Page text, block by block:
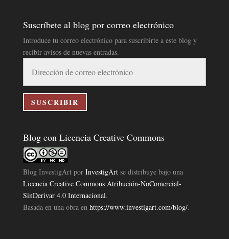
Suscríbete al blog por correo electrónico
Introduce tu correo electrónico para suscribirte a este blog y
recibir avisos de nuevas entradas.
correo
electrónico
SUSCRIBIR
Blog con Licencia Creative Commons
Blog InvestigArtpor InvestigArtse distribuye bajo una
Licencia Creative Commons Atribución-NoComercial-
SinDerivar 4.0 Internacional.
Basada en una obra en https://www.investigart.com/blog/.